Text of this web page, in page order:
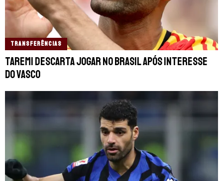
TRANSFERÊNCIAS
Taremi descarta jogar no Brasil após interesse
do Vasco